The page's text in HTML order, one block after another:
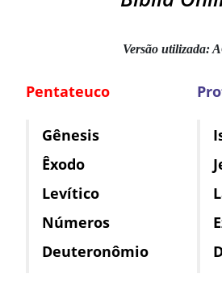
Versão utilizada:
Pentateuco
Gênesis
Êxodo
Levítico
Números
Deuteronômio